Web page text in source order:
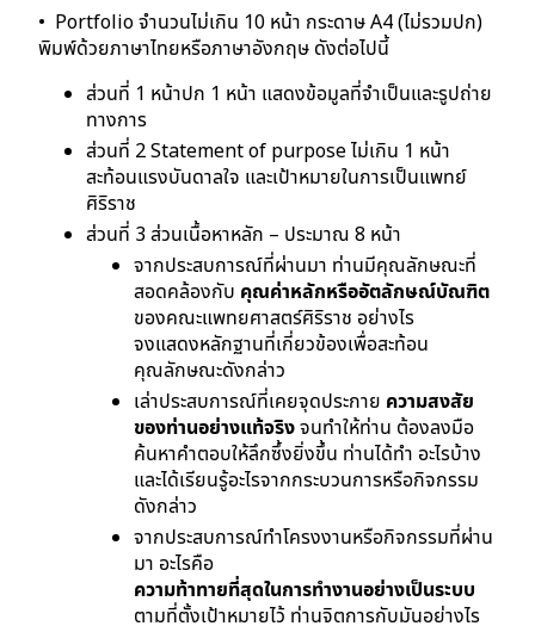
• Portfolio จํานวนไม่เกิน 10 หน้า กระดาษ A4 (ไม่รวมปก)
พิมพ์ด้วยภาษาไทยหรือภาษาอังกฤษ ดังต่อไปนี้
ส่วนที่ 1 หน้าปก 1 หน้า แสดงข้อมูลที่จําเป็นและรูปถ่าย
ทางการ
ส่วนที่ 2 Statement of purpose ไม่เกิน 1 หน้า
สะท้อนแรงบันดาลใจ และเป้าหมายในการเป็นแพทย์
ศิริราช
ส่วนที่ 3 ส่วนเนื้อหาหลัก – ประมาณ 8 หน้า
จากประสบการณ์ที่ผ่านมา ท่านมีคุณลักษณะที่
สอดคล้องกับ คุณค่าหลักหรืออัตลักษณ์บัณฑิต
ของคณะแพทยศาสตร์ศิริราช อย่างไร
จงแสดงหลักฐานที่เกี่ยวข้องเพื่อสะท้อน
คุณลักษณะดังกล่าว
เล่าประสบการณ์ที่เคยจุดประกาย ความสงสัย
ของท่านอย่างแท้จริงจนทําให้ท่าน ต้องลงมือ
ค้นหาคําตอบให้ลึกซึ้งยิ่งขึ้น ท่านได้ทํา อะไรบ้าง
และได้เรียนรู้อะไรจากกระบวนการหรือกิจกรรม
ดังกล่าว
จากประสบการณ์ทําโครงงานหรือกิจกรรมที่ผ่าน
มา อะไรคือ
ความท้าทายที่สุดในการทํางานอย่างเป็นระบบ
ตามที่ตั้งเป้าหมายไว้ ท่านจิตการกับมันอย่างไร